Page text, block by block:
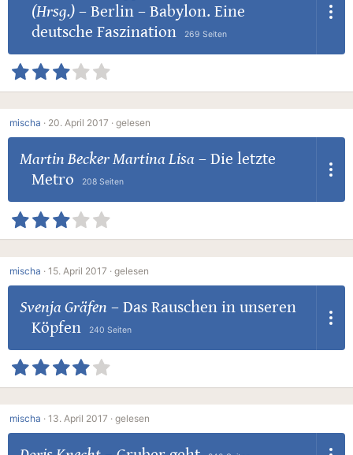
(Hrsg.)– Berlin – Babylon. Eine
deutsche Faszination
269 Seiten
mischa · 20. April 2017 · gelesen
Martin Becker Martina Lisa – Die letzte
Metro
208 Seiten
mischa · 15. April 2017 · gelesen
Svenja Gräfen – Das Rauschen in unseren
Köpfen
240 Seiten
mischa · 13. April 2017 · gelesen